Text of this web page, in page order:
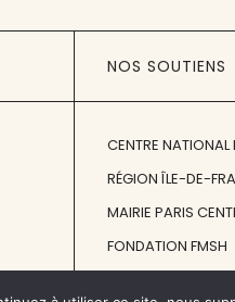
NOS SOUTIENS
CENTRE NATIONAL
RÉGION ÎLE-DE-
MAIRIE PARIS
FONDATION FMSH